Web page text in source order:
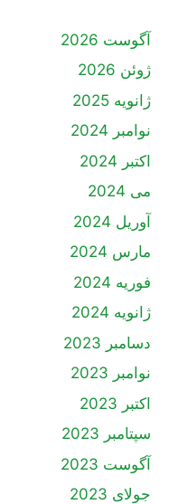
آگوست 2026
ژوئن 2026
ژانویه 2025
نوامبر 2024
اکتبر 2024
می 2024
آوریل 2024
مارس 2024
فوریه 2024
ژانویه 2024
دسامبر 2023
نوامبر 2023
اکتبر 2023
سپتامبر 2023
آگوست 2023
جولای 2023